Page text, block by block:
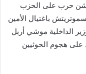
شن حرب على الحزب
باغتيال الأمين
الداخلية موشي أربل
هجوم الحوثيين